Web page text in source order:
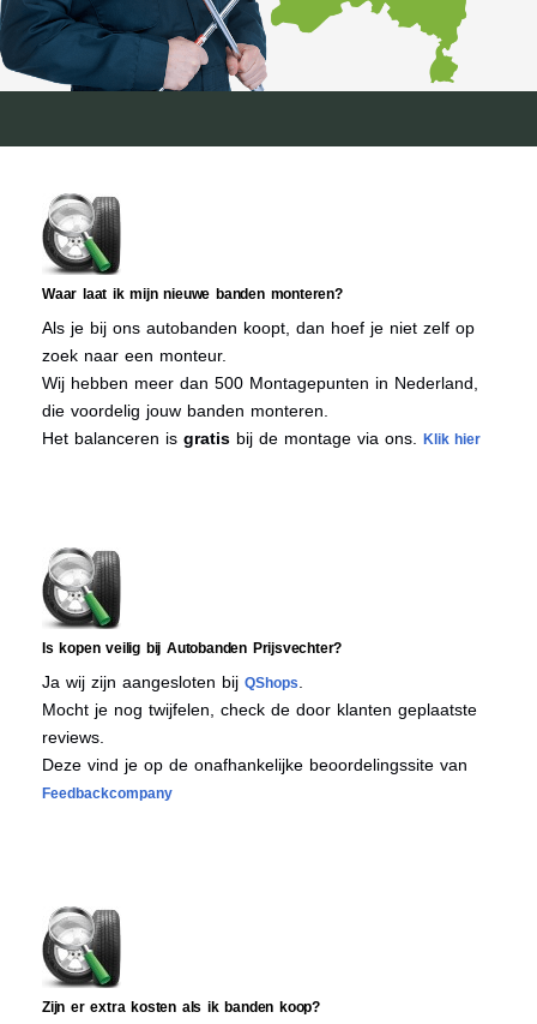
Waar laat ik mijn nieuwe banden monteren?
Als je bij ons autobanden koopt, dan hoef je niet zelf op
zoek naar een monteur.
Wij hebben meer dan 500 Montagepunten in Nederland,
die voordelig jouw banden monteren.
Het balanceren is gratis bij de montage via ons. Klik hier
Is kopen veilig bij Autobanden Prijsvechter?
Ja wij zijn aangesloten bij QShops
Mocht je nog twijfelen, check de door klanten geplaatste
reviews.
Deze vind je op de onafhankelijke beoordelingssite van
Feedbackcompany
Zijn er extra kosten als ik banden koop?